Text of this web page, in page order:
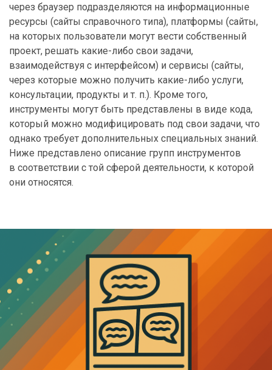
через браузер подразделяются на информационные
ресурсы (сайты справочного типа), платформы (сайты,
на которых пользователи могут вести собственный
проект, решать какие-либо свои задачи,
взаимодействуя с интерфейсом) и сервисы (сайты,
через которые можно получить какие-либо услуги,
консультации, продукты и т. п.). Кроме того,
инструменты могут быть представлены в виде кода,
который можно модифицировать под свои задачи, что
однако требует дополнительных специальных знаний.
Ниже представлено описание групп инструментов
в соответствии с той сферой деятельности, к которой
они относятся.